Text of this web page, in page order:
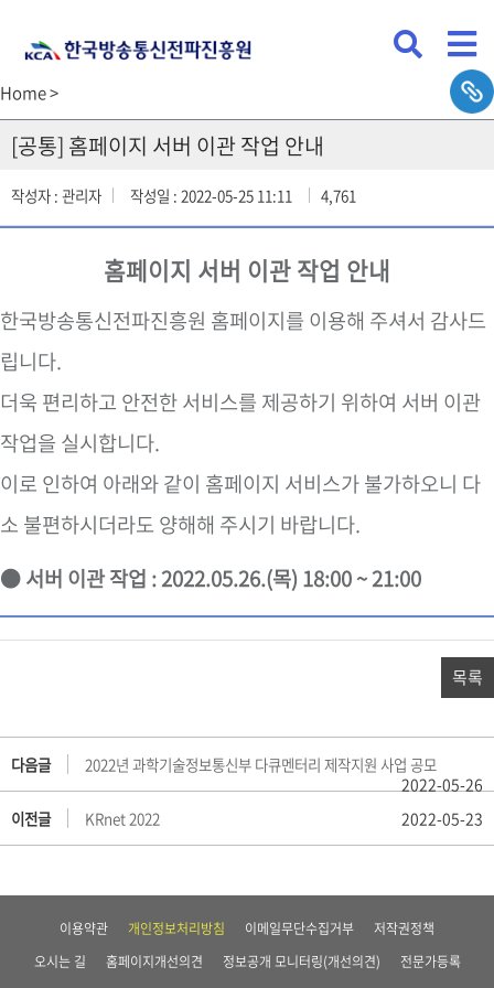
Home >
[공통] 홈페이지 서버 이관 작업 안내
작성자 : 관리자 작성일 : 2022-05-25 11:11 4,761
홈페이지 서버 이관 작업 안내
한국방송통신전파진흥원 홈페이지를 이용해 주셔서 감사드
립니다.
더욱 편리하고 안전한 서비스를 제공하기 위하여 서버 이관
작업을 실시합니다.
이로 인하여 아래와 같이 홈페이지 서비스가 불가하오니 다
소 불편하시더라도 양해해 주시기 바랍니다.
● 서버 이관 작업 : 2022.05.26.(목) 18:00 ~ 21:00
목록
다음글
2022년 과학기술정보통신부 다큐멘터리 제작지원 사업 공모
2022-05-26
이전글
KRnet 2022 2022-05-23
이용약관 개인정보처리방침 이메일무단수집거부
저작권정책
오시는 길
홈페이지개선의견 정보공개 모니터링(개선의견) 전문가등록